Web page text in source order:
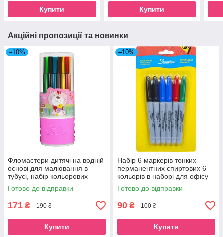
Купити Купити
Акційні пропозиції та новинки
–10%
Фломастери дитячі на водній
основі для малювання в
тубусі, набір кольорових
фломастерів 24 кольори для
школи
Готово до відправки
171 ₴ 190 ₴
Купити
–10%
Набір 6 маркерів тонких
перманентних спиртових 6
кольорів в наборі для офісу
та малювання
Готово до відправки
90 ₴ 100 ₴
Купити